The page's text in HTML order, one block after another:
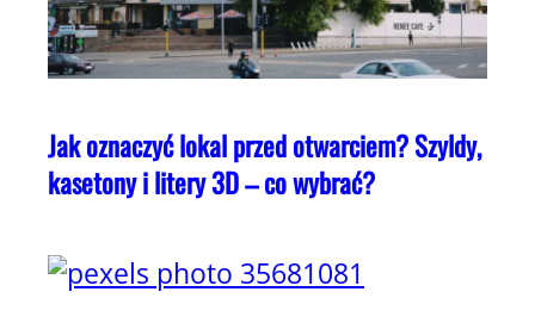
Jak oznaczyć lokal przed otwarciem? Szyldy,
kasetony i litery 3D – co wybrać?